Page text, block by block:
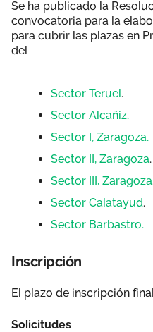
Se ha publicado la
convocatoria para la
para cubrir las plazas en
del
Sector Teruel.
Sector Alcañiz.
Sector I, Zaragoza.
Sector II, Zaragoza.
Sector III, Zaragoza
Sector Calatayud.
Sector Barbastro.
Inscripción
El plazo de inscripción
Solicitudes